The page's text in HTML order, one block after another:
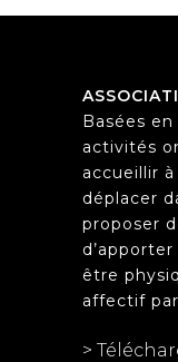
Basées
activités
accueillir
déplacer
proposer
être
affectif
>